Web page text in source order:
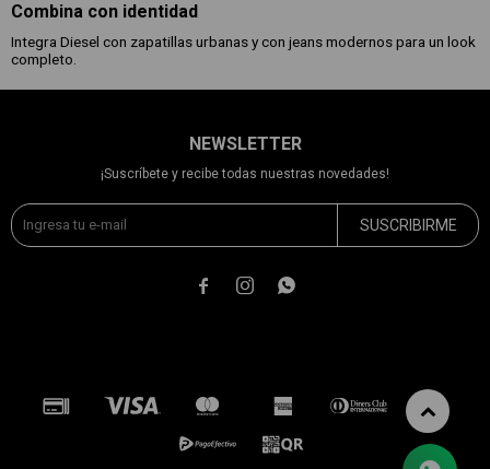
Combina con identidad
Integra Diesel con zapatillas urbanas y con jeans modernos para un look
completo.
NEWSLETTER
¡Suscríbete y recibe todas nuestras novedades!
SUSCRIBIRME
  